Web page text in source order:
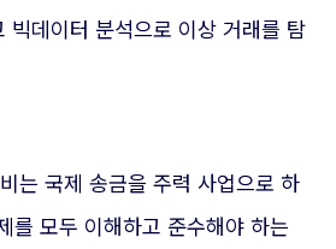
빅데이터 분석으로 이상 거래를 탐
는 국제 송금을 주력 사업으로 하
를 모두 이해하고 준수해야 하는